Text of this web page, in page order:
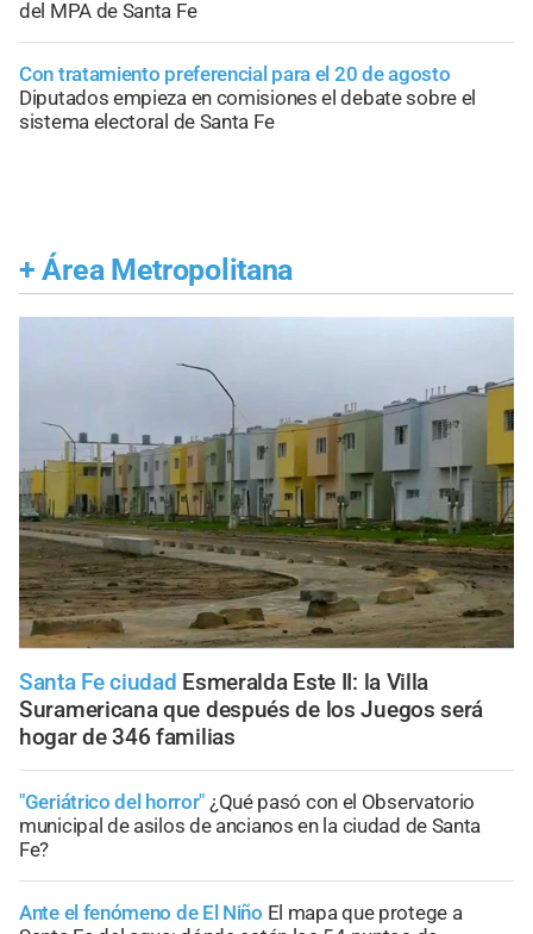
del MPA de Santa Fe
Con tratamiento preferencial para el 20 de agosto
Diputados empieza en comisiones el debate sobre el
sistema electoral de Santa Fe
+ Área Metropolitana
Santa Fe ciudad Esmeralda Este II: la Villa
Suramericana que después de los Juegos será
hogar de 346 familias
"Geriátrico del horror" ¿Qué pasó con el Observatorio
municipal de asilos de ancianos en la ciudad de Santa
Fe?
Ante el fenómeno de El Niño El mapa que protege a